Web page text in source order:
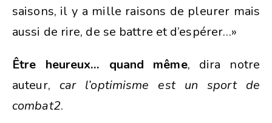
saisons, il y a mille raisons de pleurer mais
aussi de rire, de se battre et d’espérer…»
Être heureux… quand même, dira notre
auteur, car l’optimisme est un sport de
combat2.